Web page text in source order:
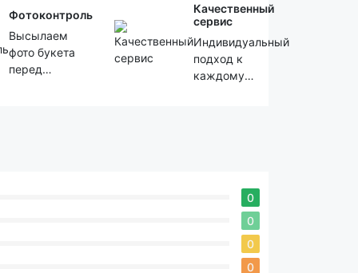
Фотоконтроль
Высылаем
фото букета
перед
Качественный
сервис
Индивидуальный
подход к
каждому
0
0
0
0